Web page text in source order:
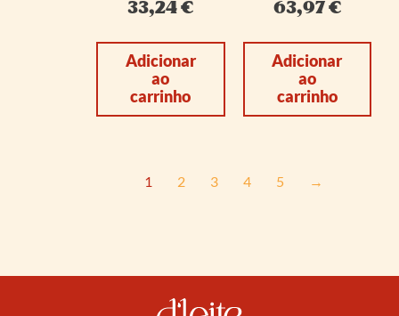
33,24€
Adicionar
ao
carrinho
63,97€
Adicionar
ao
carrinho
1 2 3 4 5 →